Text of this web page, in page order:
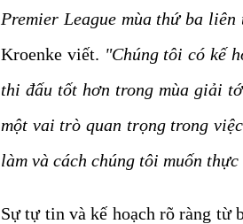
Premier League mùa thứ ba
Kroenke viết. "Chúng tôi có kế
thi đấu tốt hơn trong mùa giải
một vai trò quan trọng trong
làm và cách chúng tôi muốn
Sự tự tin và kế hoạch rõ ràng từ